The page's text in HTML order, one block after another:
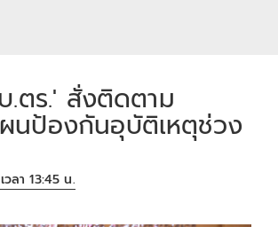
.ตร.' สั่งติดตาม
นป้องกันอุบัติเหตุช่วง
ลา 13:45 น.